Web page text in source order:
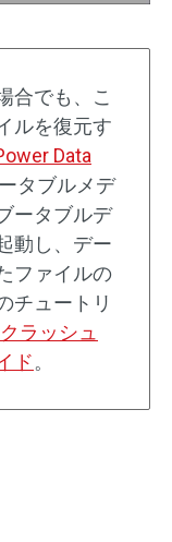
合でも、こ
ルを復元す
Data
タブルメデ
ータブルデ
動し、デー
ファイルの
チュートリ
ラッシュ
ド。